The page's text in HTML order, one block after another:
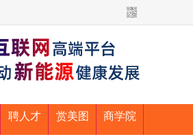
聘人才 赏美图 商学院